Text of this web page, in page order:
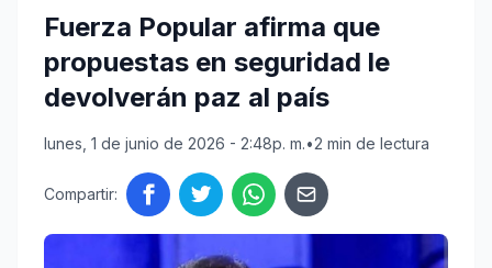
Fuerza Popular afirma que
propuestas en seguridad le
devolverán paz al país
lunes, 1 de junio de 2026 - 2:48p. m.•2 min de lectura
Compartir: